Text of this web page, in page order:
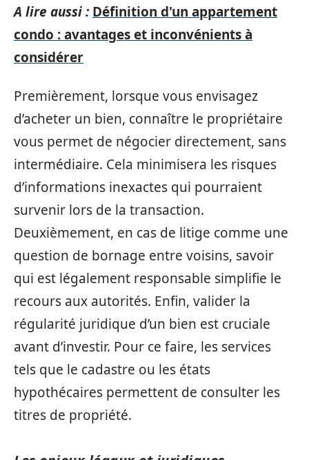
A lire aussi : Définition d'un appartement
condo : avantages et inconvénients à
considérer
Premièrement, lorsque vous envisagez
d’acheter un bien, connaître le propriétaire
vous permet de négocier directement, sans
intermédiaire. Cela minimisera les risques
d’informations inexactes qui pourraient
survenir lors de la transaction.
Deuxièmement, en cas de litige comme une
question de bornage entre voisins, savoir
qui est légalement responsable simplifie le
recours aux autorités. Enfin, valider la
régularité juridique d’un bien est cruciale
avant d’investir. Pour ce faire, les services
tels que le cadastre ou les états
hypothécaires permettent de consulter les
titres de propriété.